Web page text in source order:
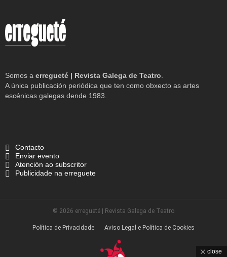
Somos a erregueté | Revista Galega de Teatro
A única publicación periódica que ten como obxecto as artes
escénicas galegas dende 1983.
Contacto
Enviar evento
Atención ao subscritor
Publicidade na erreguete
© 2026 erregueté | Revista Galega de Teatro
Política de Privacidade Aviso Legal e Política de Cookies
close